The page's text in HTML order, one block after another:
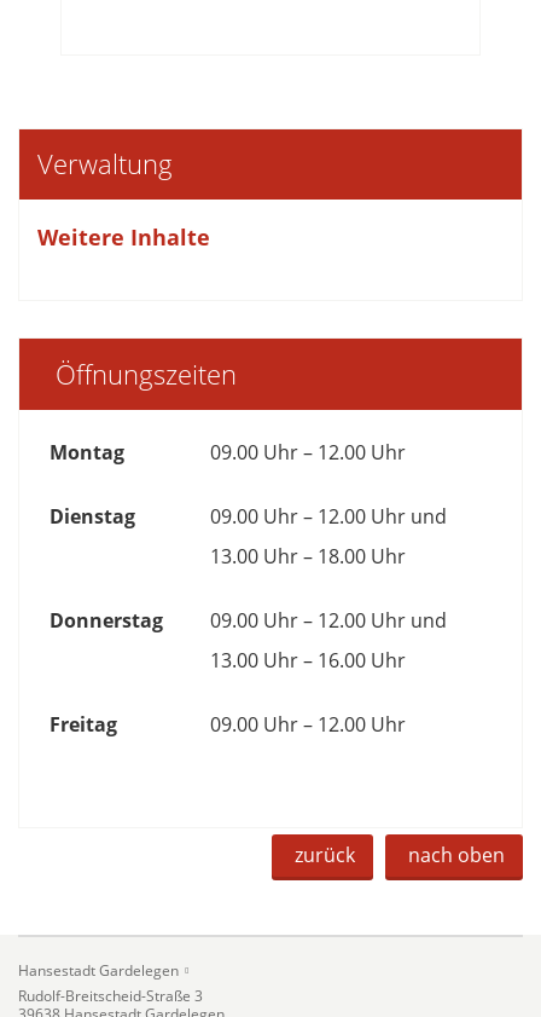
Verwaltung
Weitere Inhalte
Öffnungszeiten
Montag 09.00 Uhr – 12.00 Uhr
Dienstag
09.00 Uhr – 12.00 Uhr und
13.00 Uhr – 18.00 Uhr
Donnerstag
09.00 Uhr – 12.00 Uhr und
13.00 Uhr – 16.00 Uhr
Freitag 09.00 Uhr – 12.00 Uhr
zurück nach oben
Hansestadt Gardelegen
Rudolf-Breitscheid-Straße 3